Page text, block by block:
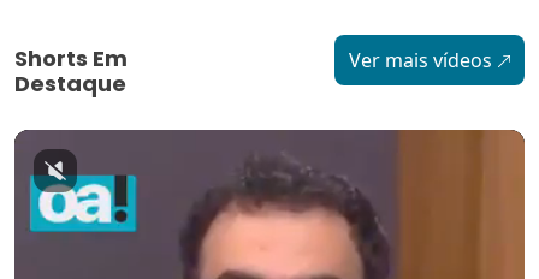
Shorts Em
Destaque
Ver mais vídeos